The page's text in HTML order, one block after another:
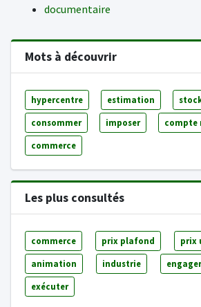
documentaire
Mots à découvrir
hypercentre estimation
consommer imposer compte
commerce
Les plus consultés
commerce prix plafond prix
animation industrie engager
exécuter